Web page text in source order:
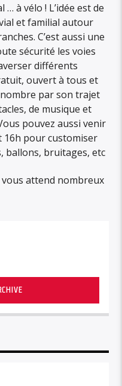
… à vélo ! L’idée est de
et familial autour
C’est aussi une
sécurité les voies
différents
ouvert à tous et
par son trajet
de musique et
pouvez aussi venir
16h pour customiser
ballons, bruitages, etc
attend nombreux